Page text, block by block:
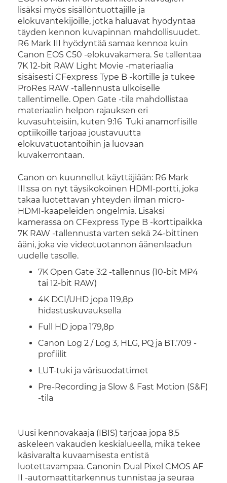
lisäksi myös sisällöntuottajille ja
elokuvantekijöille, jotka haluavat hyödyntää
täyden kennon kuvapinnan mahdollisuudet.
R6 Mark III hyödyntää samaa kennoa kuin
Canon EOS C50 -elokuvakamera. Se tallentaa
7K 12-bit RAW Light Movie -materiaalia
sisäisesti CFexpress Type B -kortille ja tukee
ProRes RAW -tallennusta ulkoiselle
tallentimelle. Open Gate -tila mahdollistaa
materiaalin helpon rajauksen eri
kuvasuhteisiin, kuten 9:16 Tuki anamorfisille
optiikoille tarjoaa joustavuutta
elokuvatuotantoihin ja luovaan
kuvakerrontaan.
Canon on kuunnellut käyttäjiään: R6 Mark
III:ssa on nyt täysikokoinen HDMI-portti, joka
takaa luotettavan yhteyden ilman micro-
HDMI-kaapeleiden ongelmia. Lisäksi
kamerassa on CFexpress Type B -korttipaikka
7K RAW -tallennusta varten sekä 24-bittinen
ääni, joka vie videotuotannon äänenlaadun
uudelle tasolle.
7K Open Gate 3:2 -tallennus (10-bit MP4
tai 12-bit RAW)
4K DCI/UHD jopa 119,8p
hidastuskuvauksella
Full HD jopa 179,8p
Canon Log 2 / Log 3, HLG, PQ ja BT.709 -
profiilit
LUT-tuki ja värisuodattimet
Pre-Recording ja Slow & Fast Motion (S&F)
-tila
Uusi kennovakaaja (IBIS) tarjoaa jopa 8,5
askeleen vakauden keskialueella, mikä tekee
käsivaralta kuvaamisesta entistä
luotettavampaa. Canonin Dual Pixel CMOS AF
II -automaattitarkennus tunnistaa ja seuraa